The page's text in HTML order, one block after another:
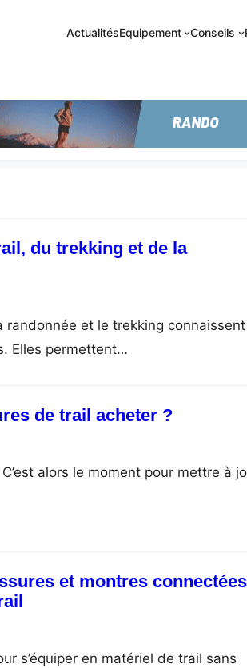
ActualitésEquipement Conseils
du trekking et de la
et le trekking
Elles permettent…
de trail acheter ?
alors le moment pour mettre à
et montres
s’équiper en matériel de trail sans